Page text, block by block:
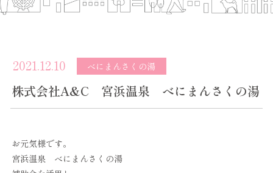
2021.12.10 べにまんさくの湯
株式会社A&C 宮浜温泉 べにまんさくの湯
お元気様です。
宮浜温泉 べにまんさくの湯